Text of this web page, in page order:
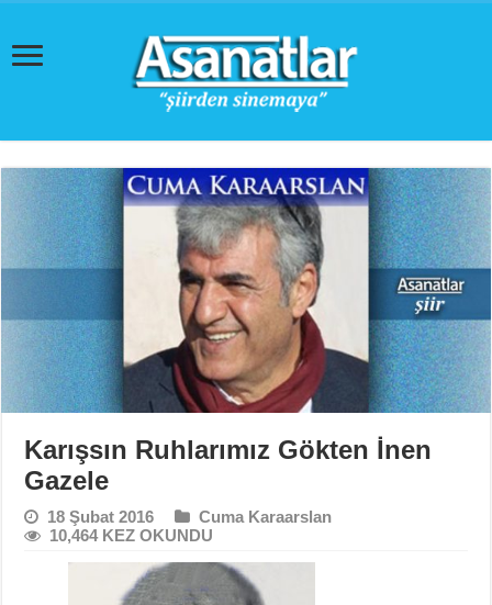
Karışsın Ruhlarımız Gökten İnen
Gazele
18 Şubat 2016
Cuma Karaarslan
10,464 KEZ OKUNDU